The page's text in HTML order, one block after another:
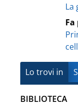
La
Lo trovi in
BIBLIOTECA